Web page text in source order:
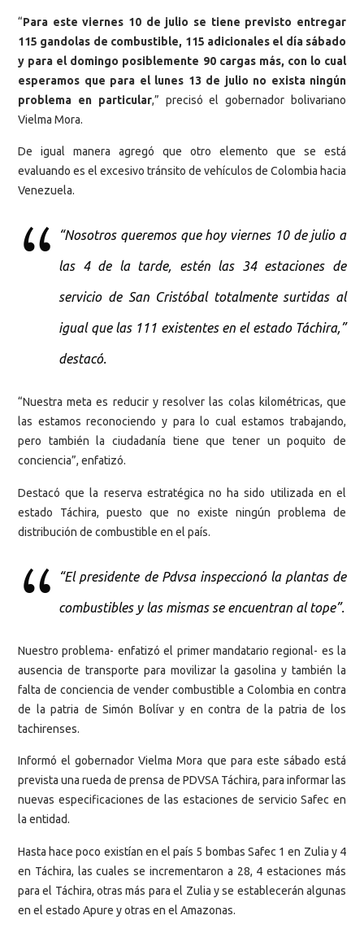
“Para este viernes 10 de julio se tiene previsto entregar
115 gandolas de combustible, 115 adicionales el día sábado
y para el domingo posiblemente 90 cargas más, con lo cual
esperamos que para el lunes 13 de julio no exista ningún
problema en particular,” precisó el gobernador bolivariano
Vielma Mora.
De igual manera agregó que otro elemento que se está
evaluando es el excesivo tránsito de vehículos de Colombia hacia
Venezuela.
“Nosotros queremos que hoy viernes 10 de julio a
las 4 de la tarde, estén las 34 estaciones de
servicio de San Cristóbal totalmente surtidas al
igual que las 111 existentes en el estado Táchira,”
destacó.
“Nuestra meta es reducir y resolver las colas kilométricas, que
las estamos reconociendo y para lo cual estamos trabajando,
pero también la ciudadanía tiene que tener un poquito de
conciencia”, enfatizó.
Destacó que la reserva estratégica no ha sido utilizada en el
estado Táchira, puesto que no existe ningún problema de
distribución de combustible en el país.
“El presidente de Pdvsa inspeccionó la plantas de
combustibles y las mismas se encuentran al tope”.
Nuestro problema- enfatizó el primer mandatario regional- es la
ausencia de transporte para movilizar la gasolina y también la
falta de conciencia de vender combustible a Colombia en contra
de la patria de Simón Bolívar y en contra de la patria de los
tachirenses.
Informó el gobernador Vielma Mora que para este sábado está
prevista una rueda de prensa de PDVSA Táchira, para informar las
nuevas especificaciones de las estaciones de servicio Safec en
la entidad.
Hasta hace poco existían en el país 5 bombas Safec 1 en Zulia y 4
en Táchira, las cuales se incrementaron a 28, 4 estaciones más
para el Táchira, otras más para el Zulia y se establecerán algunas
en el estado Apure y otras en el Amazonas.